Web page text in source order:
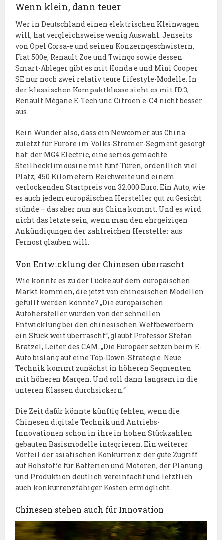
Wenn klein, dann teuer
Wer in Deutschland einen elektrischen Kleinwagen
will, hat vergleichsweise wenig Auswahl. Jenseits
von Opel Corsa-e und seinen Konzerngeschwistern,
Fiat 500e, Renault Zoe und Twingo sowie dessen
Smart-Ableger gibt es mit Honda e und Mini Cooper
SE nur noch zwei relativ teure Lifestyle-Modelle. In
der klassischen Kompaktklasse sieht es mit ID.3,
Renault Mégane E-Tech und Citroen e-C4 nicht besser
aus.
Kein Wunder also, dass ein Newcomer aus China
zuletzt für Furore im Volks-Stromer-Segment gesorgt
hat: der MG4 Electric, eine seriös gemachte
Steilhecklimousine mit fünf Türen, ordentlich viel
Platz, 450 Kilometern Reichweite und einem
verlockenden Startpreis von 32.000 Euro. Ein Auto, wie
es auch jedem europäischen Hersteller gut zu Gesicht
stünde – das aber nun aus China kommt. Und es wird
nicht das letzte sein, wenn man den ehrgeizigen
Ankündigungen der zahlreichen Hersteller aus
Fernost glauben will.
Von Entwicklung der Chinesen überrascht
Wie konnte es zu der Lücke auf dem europäischen
Markt kommen, die jetzt von chinesischen Modellen
gefüllt werden könnte? „Die europäischen
Autohersteller wurden von der schnellen
Entwicklung bei den chinesischen Wettbewerbern
ein Stück weit überrascht“, glaubt Professor Stefan
Bratzel, Leiter des CAM. „Die Europäer setzen beim E-
Auto bislang auf eine Top-Down-Strategie. Neue
Technik kommt zunächst in höheren Segmenten
mit höheren Margen. Und soll dann langsam in die
unteren Klassen durchsickern.“
Die Zeit dafür könnte künftig fehlen, wenn die
Chinesen digitale Technik und Antriebs-
Innovationen schon in ihre in hohen Stückzahlen
gebauten Basismodelle integrieren. Ein weiterer
Vorteil der asiatischen Konkurrenz: der gute Zugriff
auf Rohstoffe für Batterien und Motoren, der Planung
und Produktion deutlich vereinfacht und letztlich
auch konkurrenzfähiger Kosten ermöglicht.
Chinesen stehen auch für Innovation